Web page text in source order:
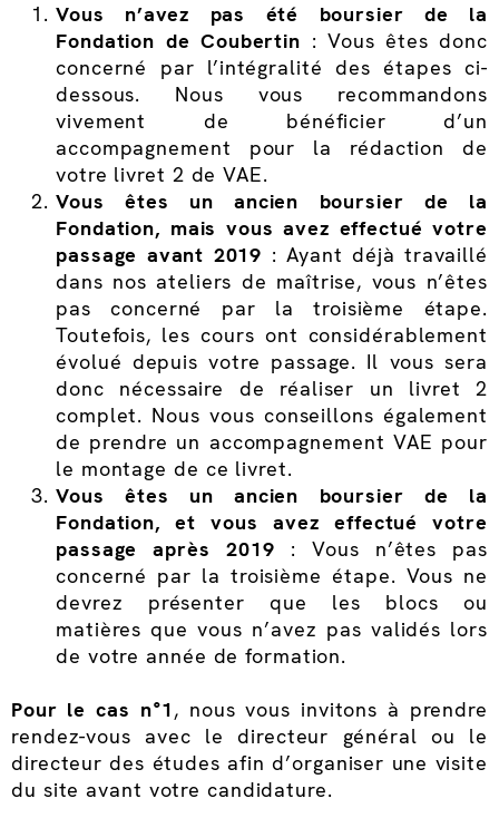
Vous n’avez pas été boursier de la
Fondation de Coubertin : Vous êtes donc
concerné par l’intégralité des étapes ci-
dessous. Nous vous recommandons
vivement de bénéficier d’un
accompagnement pour la rédaction de
votre livret 2 de VAE.
Vous êtes un ancien boursier de la
Fondation, mais vous avez effectué votre
passage avant 2019 : Ayant déjà travaillé
dans nos ateliers de maîtrise, vous n’êtes
pas concerné par la troisième étape.
Toutefois, les cours ont considérablement
évolué depuis votre passage. Il vous sera
donc nécessaire de réaliser un livret 2
complet. Nous vous conseillons également
de prendre un accompagnement VAE pour
le montage de ce livret.
Vous êtes un ancien boursier de la
Fondation, et vous avez effectué votre
passage après 2019 : Vous n’êtes pas
concerné par la troisième étape. Vous ne
devrez présenter que les blocs ou
matières que vous n’avez pas validés lors
de votre année de formation.
Pour le cas n°1, nous vous invitons à prendre
rendez-vous avec le directeur général ou le
directeur des études afin d’organiser une visite
du site avant votre candidature.